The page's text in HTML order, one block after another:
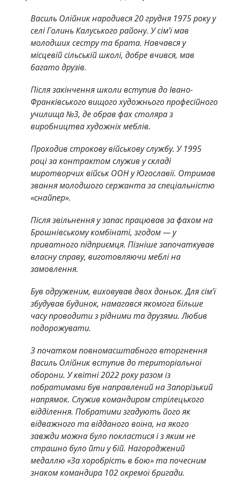
Василь Олійник народився 20 грудня 1975 року у
селі Голинь Калуського району. У сім’ї мав
молодших сестру та брата. Навчався у
місцевій сільській школі, добре вчився, мав
багато друзів.
Після закінчення школи вступив до Івано-
Франківського вищого художнього професійного
училища №3, де обрав фах столяра з
виробництва художніх меблів.
Проходив строкову військову службу. У 1995
році за контрактом служив у складі
миротворчих військ ООН у Югославії. Отримав
звання молодшого сержанта за спеціальністю
«снайпер».
Після звільнення у запас працював за фахом на
Брошнівському комбінаті, згодом — у
приватного підприємця. Пізніше започаткував
власну справу, виготовляючи меблі на
замовлення.
Був одруженим, виховував двох доньок. Для сім’ї
збудував будинок, намагався якомога більше
часу проводити з рідними та друзями. Любив
подорожувати.
З початком повномасштабного вторгнення
Василь Олійник вступив до територіальної
оборони. У квітні 2022 року разом із
побратимами був направлений на Запорізький
напрямок. Служив командиром стрілецького
відділення. Побратими згадують його як
відважного та відданого воїна, на якого
завжди можна було покластися і з яким не
страшно було йти у бій. Нагороджений
медаллю «За хоробрість в бою» та почесним
знаком командира 102 окремої бригади.